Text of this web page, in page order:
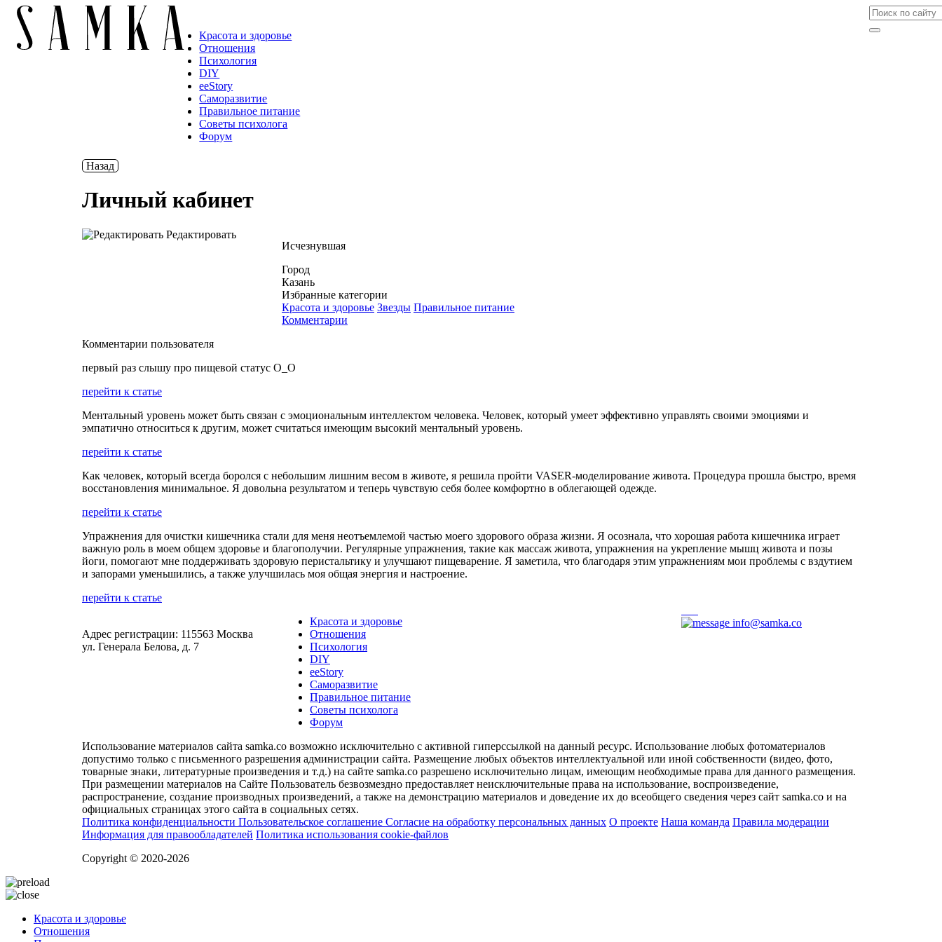
Красота и здоровье
Отношения
Психология
DIY
ееStory
Саморазвитие
Правильное питание
Советы психолога
Форум
Назад
Личный кабинет
Редактировать
Исчезнувшая
Город
Казань
Избранные категории
Красота и здоровье Звезды Правильное питание
Комментарии
Комментарии пользователя
первый раз слышу про пищевой статус О_О
перейти к статье
Ментальный уровень может быть связан с эмоциональным интеллектом человека. Человек, который умеет эффективно управлять своими эмоциями и
эмпатично относиться к другим, может считаться имеющим высокий ментальный уровень.
перейти к статье
Как человек, который всегда боролся с небольшим лишним весом в животе, я решила пройти VASER-моделирование живота. Процедура прошла быстро, время
восстановления минимальное. Я довольна результатом и теперь чувствую себя более комфортно в облегающей одежде.
перейти к статье
Упражнения для очистки кишечника стали для меня неотъемлемой частью моего здорового образа жизни. Я осознала, что хорошая работа кишечника играет
важную роль в моем общем здоровье и благополучии. Регулярные упражнения, такие как массаж живота, упражнения на укрепление мышц живота и позы
йоги, помогают мне поддерживать здоровую перистальтику и улучшают пищеварение. Я заметила, что благодаря этим упражнениям мои проблемы с вздутием
и запорами уменьшились, а также улучшилась моя общая энергия и настроение.
перейти к статье
Адрес регистрации: 115563 Москва
ул. Генерала Белова, д. 7
Красота и здоровье
Отношения
Психология
DIY
ееStory
Саморазвитие
Правильное питание
Советы психолога
Форум
info@samka.co
Использование материалов сайта samka.co возможно исключительно с активной гиперссылкой на данный ресурс. Использование любых фотоматериалов
допустимо только с письменного разрешения администрации сайта. Размещение любых объектов интеллектуальной или иной собственности (видео, фото,
товарные знаки, литературные произведения и т.д.) на сайте samka.co разрешено исключительно лицам, имеющим необходимые права для данного размещения.
При размещении материалов на Сайте Пользователь безвозмездно предоставляет неисключительные права на использование, воспроизведение,
распространение, создание производных произведений, а также на демонстрацию материалов и доведение их до всеобщего сведения через сайт samka.co и на
официальных страницах этого сайта в социальных сетях.
Политика конфиденциальности Пользовательское соглашение Согласие на обработку персональных данных О проекте Наша команда Правила модерации
Информация для правообладателей Политика использования cookie-файлов
Copyright © 2020-2026
Красота и здоровье
Отношения